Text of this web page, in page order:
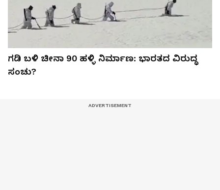
ಗಡಿ ಬಳಿ ಚೀನಾ 90 ಹಳ್ಳಿ ನಿರ್ಮಾಣ: ಭಾರತದ ವಿರುದ್ಧ
ಸಂಚು?